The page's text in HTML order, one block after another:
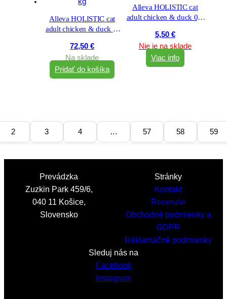
Alleva HOLISTIC cat
adult chicken & duck &
kg
72,50€
Na sklade
Pridať do košíka
Alleva HOLISTIC cat
adult chicken & duck 0,4
5,50 €
Nie je na sklade
Viac info
2 3 4 … 57 58 59
Prevádzka
Zuzkin Park 459/6,
040 11 Košice,
Slovensko
Stránky
Kontakt
Recenzie
Obchodné podmienky a
GDPR
Reklamačné podmienky
Sleduj nás na
Facebook
Instagram